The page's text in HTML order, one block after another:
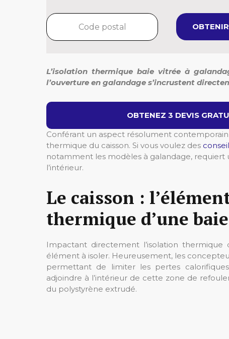
L’isolation thermique baie vitrée à
l’ouverture en galandage s’incrustent
OBTENEZ 3 DEVIS
Conférant un aspect résolument
thermique du caisson. Si vous voulez des
notamment les modèles à galandage, requiert
l’intérieur.
Le caisson :
thermique d’une
Impactant directement l’isolation
élément à isoler. Heureusement, les
permettant de limiter les pertes
adjoindre à l’intérieur de cette zone de
du polystyrène extrudé.